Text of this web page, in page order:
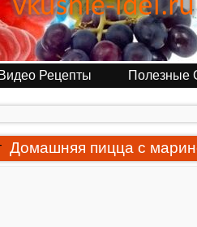
Видео Рецепты Полезные
Домашняя пицца с